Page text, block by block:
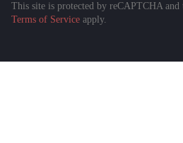
This site is protected by reCAPTCHA and
Terms of Service apply.
Подобрать спецтехнику
за 1 минуту